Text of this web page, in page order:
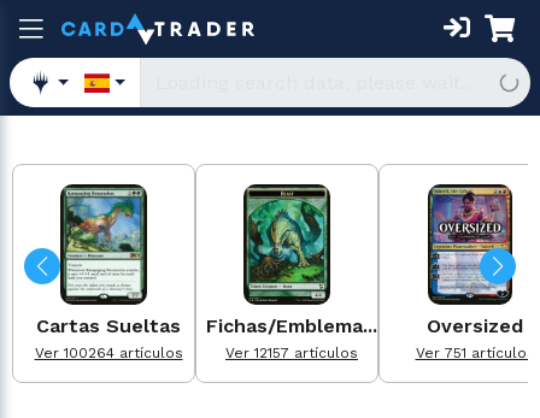
Cartas Sueltas
Ver 100264 artículos
Fichas/Emblema...
Ver 12157 artículos
Oversized
Ver 751 artículos